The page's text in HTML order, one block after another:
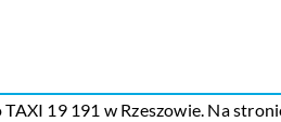
19 191 w Rzeszowie. Na